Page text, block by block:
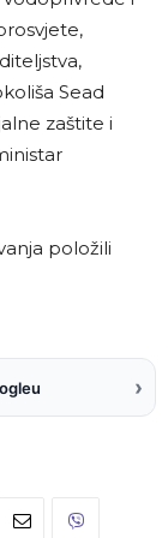
Sead
zaštite i
položili
›